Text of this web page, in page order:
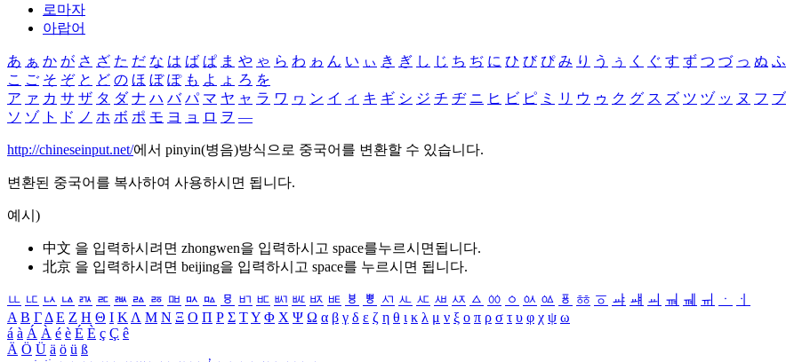
로마자
아랍어
あ ぁ か が さ ざ た だ な は ば ぱ ま や ゃ ら わ ゎ ん い ぃ き ぎ し じ ち ぢ に ひ び ぴ み り う ぅ く ぐ す ず つ づ っ ぬ ふ
こ ご そ ぞ と ど の ほ ぼ ぽ も よ ょ ろ を
ア ァ カ サ ザ タ ダ ナ ハ バ パ マ ヤ ャ ラ ワ ヮ ン イ ィ キ ギ シ ジ チ ヂ ニ ヒ ビ ピ ミ リ ウ ゥ ク グ ス ズ ツ ヅ ッ ヌ フ ブ
ソ ゾ ト ド ノ ホ ボ ポ モ ヨ ョ ロ ヲ ―
http://chineseinput.net/에서 pinyin(병음)방식으로 중국어를 변환할 수 있습니다.
변환된 중국어를 복사하여 사용하시면 됩니다.
예시)
中文 을 입력하시려면 zhongwen을 입력하시고 space를누르시면됩니다.
北京 을 입력하시려면 beijing을 입력하시고 space를 누르시면 됩니다.
ㅥ ㅦ ㅧ ㅨ ㅩ ㅪ ㅫ ㅬ ㅭ ㅮ ㅯ ㅰ ㅱ ㅲ ㅳ ㅴ ㅵ ㅶ ㅷ ㅸ ㅹ ㅺ ㅻ ㅼ ㅽ ㅾ ㅿ ㆀ ㆁ ㆂ ㆃ ㆄ ㆅ ㆆ ㆇ ㆈ ㆉ ㆊ ㆋ ㆌ ㆍ
ㆎ
Α Β ΓΔ Ε Ζ Η Θ Ι ΚΛ Μ Ν Ξ Ο Π Ρ Σ ΤΥ Φ Χ Ψ Ω α β γ δ ε ζ η θ ι κ λ μ ν ξ ο π ρ σ τ υ φ χ ψ ω
á à Á À é è É È ç Ç ê
Ä Ö Ü ä ö ü ß